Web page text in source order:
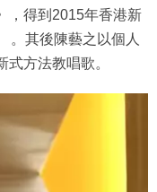
，得到2015年香港新
。其後陳藝之以個人
方法教唱歌。